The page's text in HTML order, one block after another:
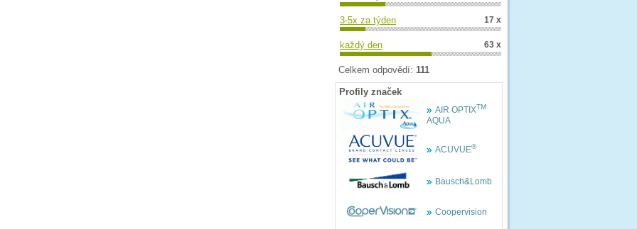
3-5x za týden 17 x
každý den 63 x
Celkem odpovědí: 111
Profily značek
AIR OPTIXTM
AQUA
ACUVUE®
Bausch&Lomb
Coopervision